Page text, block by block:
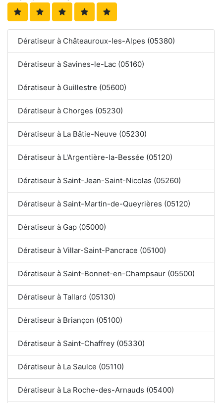
Dératiseur à Châteauroux-les-Alpes (05380)
Dératiseur à Savines-le-Lac (05160)
Dératiseur à Guillestre (05600)
Dératiseur à Chorges (05230)
Dératiseur à La Bâtie-Neuve (05230)
Dératiseur à L'Argentière-la-Bessée (05120)
Dératiseur à Saint-Jean-Saint-Nicolas (05260)
Dératiseur à Saint-Martin-de-Queyrières (05120)
Dératiseur à Gap (05000)
Dératiseur à Villar-Saint-Pancrace (05100)
Dératiseur à Saint-Bonnet-en-Champsaur (05500)
Dératiseur à Tallard (05130)
Dératiseur à Briançon (05100)
Dératiseur à Saint-Chaffrey (05330)
Dératiseur à La Saulce (05110)
Dératiseur à La Roche-des-Arnauds (05400)